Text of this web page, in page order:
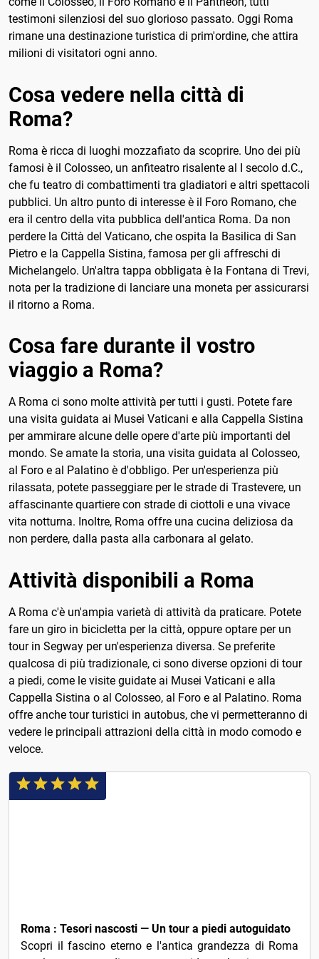
testimoni silenziosi del suo glorioso passato. Oggi Roma
rimane una destinazione turistica di prim'ordine, che attira
milioni di visitatori ogni anno.
Cosa vedere nella città di
Roma?
Roma è ricca di luoghi mozzafiato da scoprire. Uno dei più
famosi è il Colosseo, un anfiteatro risalente al I secolo d.C.,
che fu teatro di combattimenti tra gladiatori e altri spettacoli
pubblici. Un altro punto di interesse è il Foro Romano, che
era il centro della vita pubblica dell'antica Roma. Da non
perdere la Città del Vaticano, che ospita la Basilica di San
Pietro e la Cappella Sistina, famosa per gli affreschi di
Michelangelo. Un'altra tappa obbligata è la Fontana di Trevi,
nota per la tradizione di lanciare una moneta per assicurarsi
il ritorno a Roma.
Cosa fare durante il vostro
viaggio a Roma?
A Roma ci sono molte attività per tutti i gusti. Potete fare
una visita guidata ai Musei Vaticani e alla Cappella Sistina
per ammirare alcune delle opere d'arte più importanti del
mondo. Se amate la storia, una visita guidata al Colosseo,
al Foro e al Palatino è d'obbligo. Per un'esperienza più
rilassata, potete passeggiare per le strade di Trastevere, un
affascinante quartiere con strade di ciottoli e una vivace
vita notturna. Inoltre, Roma offre una cucina deliziosa da
non perdere, dalla pasta alla carbonara al gelato.
Attività disponibili a Roma
A Roma c'è un'ampia varietà di attività da praticare. Potete
fare un giro in bicicletta per la città, oppure optare per un
tour in Segway per un'esperienza diversa. Se preferite
qualcosa di più tradizionale, ci sono diverse opzioni di tour
a piedi, come le visite guidate ai Musei Vaticani e alla
Cappella Sistina o al Colosseo, al Foro e al Palatino. Roma
offre anche tour turistici in autobus, che vi permetteranno di
vedere le principali attrazioni della città in modo comodo e
veloce.
Roma : Tesori nascosti — Un tour a piedi autoguidato
Scopri il fascino eterno e l'antica grandezza di Roma